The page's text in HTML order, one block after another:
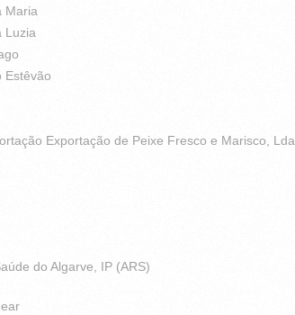
Maria
Luzia
Estêvão
Exportação de Peixe Fresco e Marisco, Lda
do Algarve, IP (ARS)